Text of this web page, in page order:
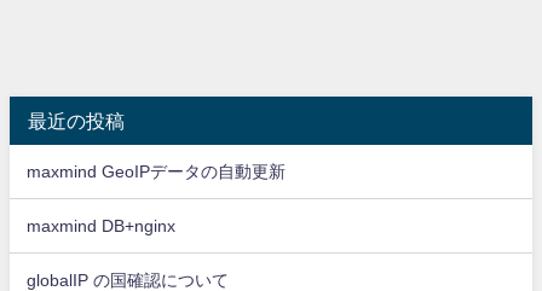
最近の投稿
maxmind GeoIPデータの自動更新
maxmind DB+nginx
globalIP の国確認について